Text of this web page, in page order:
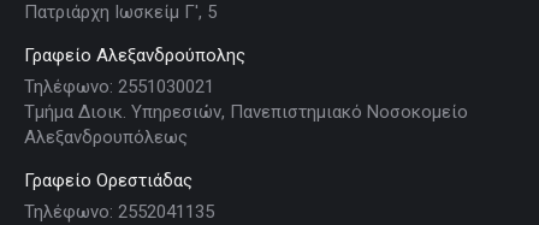
Πατριάρχη Ιωσκείμ Γ', 5
Γραφείο Αλεξανδρούπολης
Τηλέφωνο: 2551030021
Τμήμα Διοικ. Υπηρεσιών, Πανεπιστημιακό Νοσοκομείο
Αλεξανδρουπόλεως
Γραφείο Ορεστιάδας
Τηλέφωνο: 2552041135